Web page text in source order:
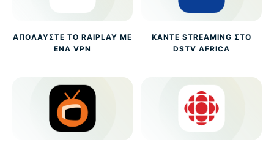
ΑΠΟΛΑΎΣΤΕ ΤΟ RAIPLAY ΜΕ
ΈΝΑ VPN
ΚΆΝΤΕ STREAMING ΣΤΟ
DSTV AFRICA